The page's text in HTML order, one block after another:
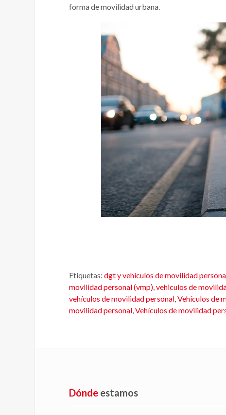
forma de movilidad urbana.
Etiquetas: dgt y vehiculos de movilidad
movilidad personal (vmp),vehiculos de
vehículos de movilidad personal,Vehículos de
movilidad personal,Vehículos de movilidad
Dónde estamos